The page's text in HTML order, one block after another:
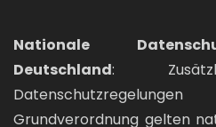
Nationale
Deutschland:
Grundverordnung gelten